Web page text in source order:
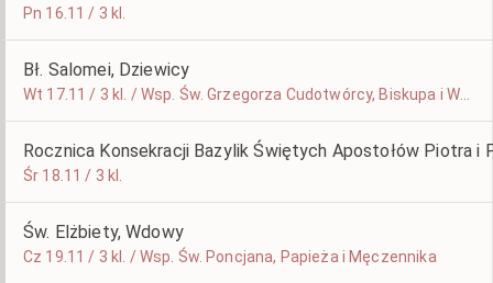
Pn 16.11 / 3 kl.
Bł. Salomei, Dziewicy
Rocznica Konsekracji Bazylik Świętych Apostołów Piotra i
Śr 18.11 / 3 kl.
Św. Elżbiety, Wdowy
Cz 19.11 / 3 kl. / Wsp. Św. Poncjana, Papieża i Męczennika